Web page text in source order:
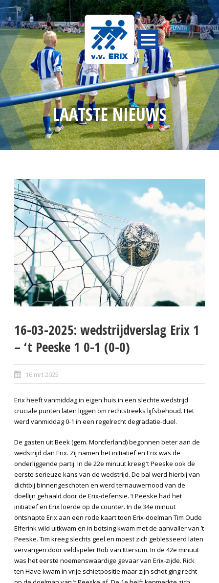
LAATSTE NIEUWS
16-03-2025: wedstrijdverslag Erix 1
– ‘t Peeske 1 0-1 (0-0)
16 mrt 2025
Erix heeft vanmiddag in eigen huis in een slechte wedstrijd
cruciale punten laten liggen om rechtstreeks lijfsbehoud. Het
werd vanmiddag 0-1 in een regelrecht degradatie-duel.
De gasten uit Beek (gem. Montferland) begonnen beter aan de
wedstrijd dan Erix. Zij namen het initiatief en Erix was de
onderliggende partij. In de 22e minuut kreeg ’t Peeske ook de
eerste serieuze kans van de wedstrijd. De bal werd hierbij van
dichtbij binnengeschoten en werd ternauwernood van de
doellijn gehaald door de Erix-defensie. ’t Peeske had het
initiatief en Erix loerde op de counter. In de 34e minuut
ontsnapte Erix aan een rode kaart toen Erix-doelman Tim Oude
Elferink wild uitkwam en in botsing kwam met de aanvaller van ’t
Peeske. Tim kreeg slechts geel en moest zich geblesseerd laten
vervangen door veldspeler Rob van Ittersum. In de 42e minuut
was het eerste noemenswaardige gevaar van Erix-zijde. Rick
ten Have kwam in vrije schietpositie maar zijn schot ging recht